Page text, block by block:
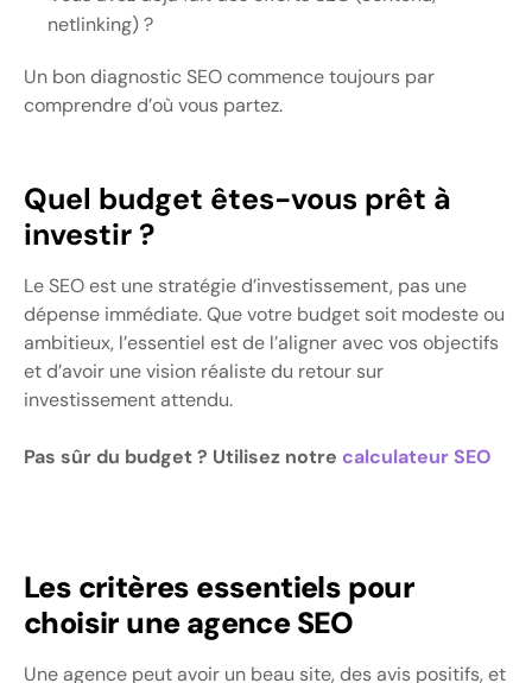
netlinking) ?
Un bon diagnostic SEO commence toujours par
comprendre d’où vous partez.
Quel budget êtes-vous prêt à
investir ?
Le SEO est une stratégie d’investissement, pas une
dépense immédiate. Que votre budget soit modeste ou
ambitieux, l’essentiel est de l’aligner avec vos objectifs
et d’avoir une vision réaliste du retour sur
investissement attendu.
Pas sûr du budget ? Utilisez notre calculateur SEO
Les critères essentiels pour
choisir une agence SEO
Une agence peut avoir un beau site, des avis positifs, et